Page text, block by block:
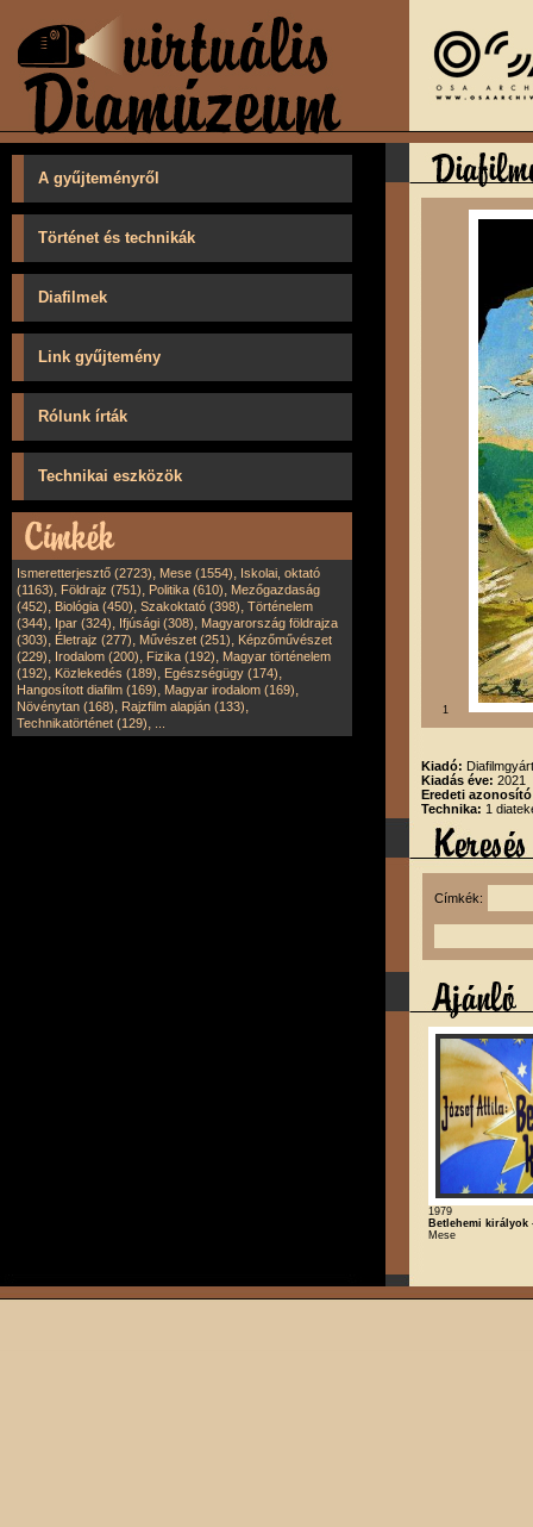
A gyűjteményről
Történet és technikák
Diafilmek
Link gyűjtemény
Rólunk írták
Technikai eszközök
Ismeretterjesztő (2723), Mese (1554), Iskolai, oktató
(1163), Földrajz (751), Politika (610), Mezőgazdaság
(452), Biológia (450), Szakoktató (398), Történelem
(344), Ipar (324), Ifjúsági (308), Magyarország földrajza
(303), Életrajz (277), Művészet (251), Képzőművészet
(229), Irodalom (200), Fizika (192), Magyar történelem
(192), Közlekedés (189), Egészségügy (174),
Hangosított diafilm (169), Magyar irodalom (169),
Növénytan (168), Rajzfilm alapján (133),
Technikatörténet (129),
1
Kiadó:
Kiadás éve: 2021
Eredeti
Technika: 1
Címkék:
1979
Betlehemi királyok
Mese